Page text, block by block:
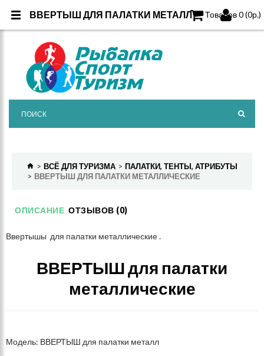
Товаров 0 (0р.)
ВСЁ ДЛЯ ТУРИЗМА
ПАЛАТКИ, ТЕНТЫ, АТРИБУТЫ
ВВЕРТЫШ ДЛЯ ПАЛАТКИ МЕТАЛЛИЧЕСКИЕ
ОПИСАНИЕ ОТЗЫВОВ (0)
Ввертышы для палатки металлические .
ВВЕРТЫШ для палатки
металлические
Модель: ВВЕРТЫШ для палатки металл
ВВЕРТЫШ ДЛЯ ПАЛАТКИ МЕТАЛЛ
ВВЕРТЫШ ДЛЯ ПАЛАТКИ МЕТАЛЛ